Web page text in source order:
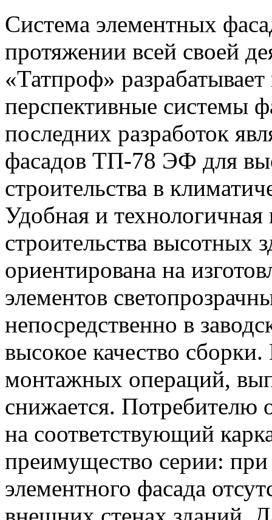
Система элементных
протяжении всей своей
«Татпроф»
перспективные системы
последних разработок
фасадов ТП-78 ЭФ для
строительства в
Удобная и
строительства высотных
ориентирована на
элементов
непосредственно в
высокое качество
монтажных операций,
снижается. Потребителю
на соответствующий
преимущество серии:
элементного фасада